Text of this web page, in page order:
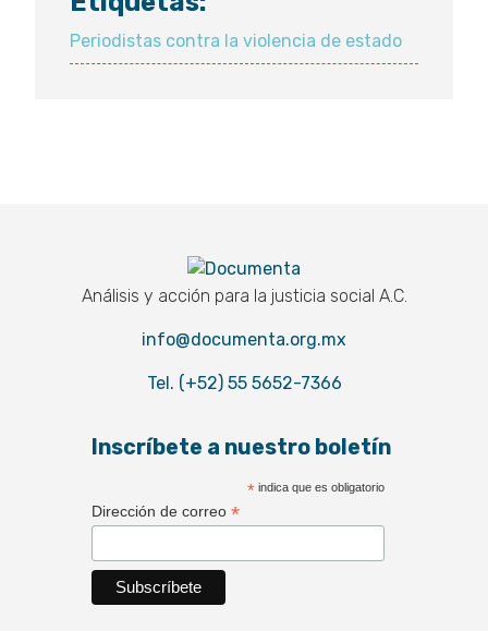
Periodistas contra la violencia de estado
Documenta
Análisis y acción para la justicia social A.C.
info@documenta.org.mx
Tel. (+52) 55 5652-7366
Inscríbete a nuestro boletín
*indica que es obligatorio
Dirección de correo *